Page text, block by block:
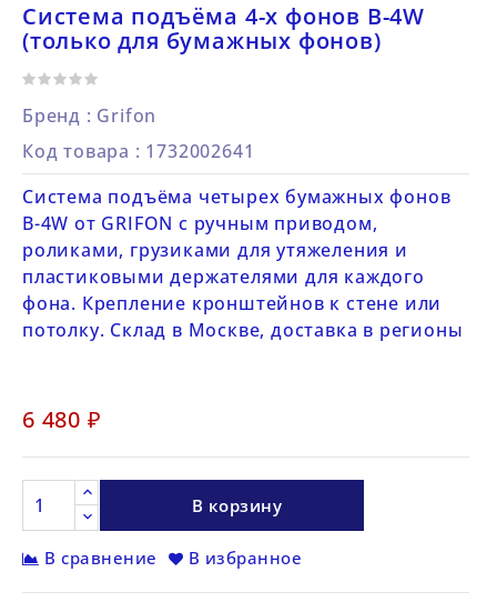
Cистема подъёма 4-х фонов B-4W
(только для бумажных фонов)
Бренд : Grifon
Код товара : 1732002641
Система подъёма четырех бумажных фонов
B-4W от GRIFON c ручным приводом,
роликами, грузиками для утяжеления и
пластиковыми держателями для каждого
фона. Крепление кронштейнов к стене или
потолку. Склад в Москве, доставка в регионы
6 480 ₽
В корзину
В сравнение В избранное